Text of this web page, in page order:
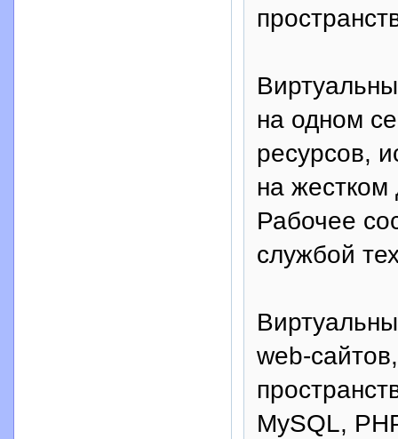
на одном
ресурсов,
на жестком
Рабочее
службой
web-
MySQL,